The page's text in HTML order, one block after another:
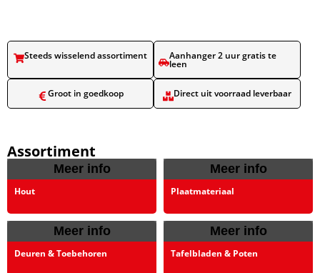
Steeds wisselend assortiment​ Aanhanger 2 uur gratis te
leen​
Groot in goedkoop​ Direct uit voorraad leverbaar​
Assortiment
Meer info
Hout
Meer info
Plaatmateriaal
Meer info
Deuren & Toebehoren
Meer info
Tafelbladen & Poten